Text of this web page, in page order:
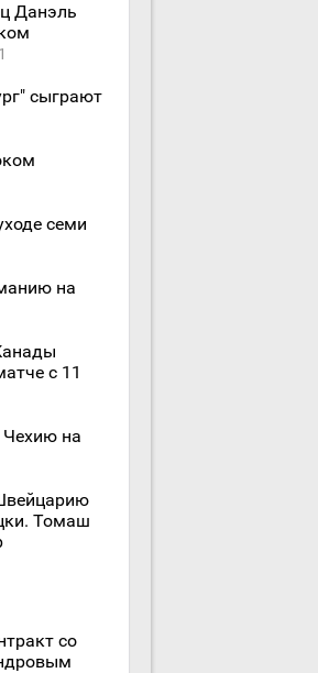
Данэль
1
сыграют
семи
на
с 11
на
Томаш
со